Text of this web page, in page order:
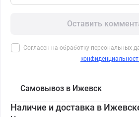
Оставить
Согласен на обработку персональных
Самовывоз в Ижевск
Наличие и доставка в